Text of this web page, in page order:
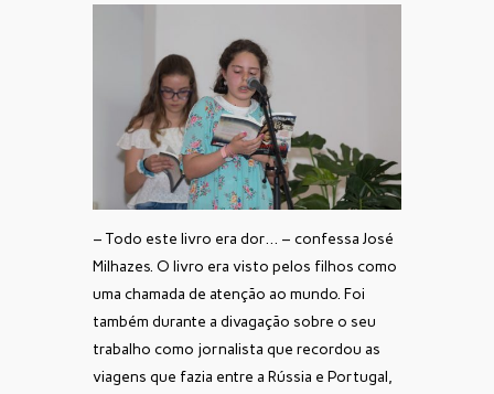
– Todo este livro era dor… – confessa José
Milhazes. O livro era visto pelos filhos como
uma chamada de atenção ao mundo. Foi
também durante a divagação sobre o seu
trabalho como jornalista que recordou as
viagens que fazia entre a Rússia e Portugal,